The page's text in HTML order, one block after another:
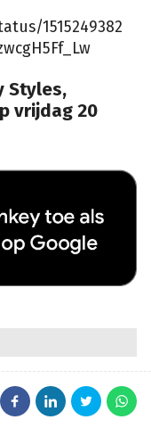
1515249382
Styles,
vrijdag 20